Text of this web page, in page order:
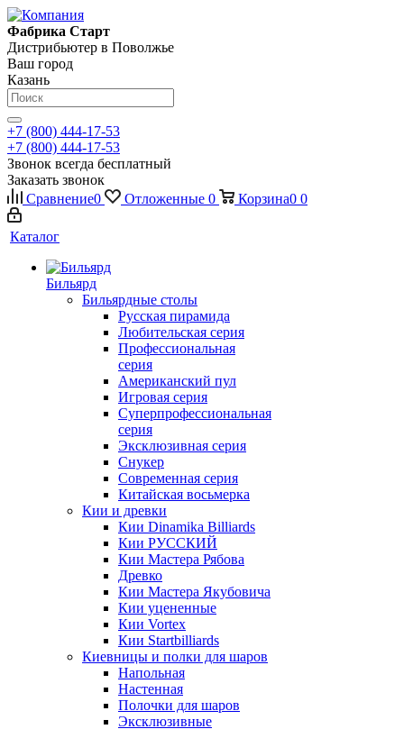
Фабрика Старт
Дистрибьютер в Поволжье
Ваш город
Казань
+7 (800) 444-17-53
+7 (800) 444-17-53
Звонок всегда бесплатный
Заказать звонок
Сравнение0 Отложенные 0 Корзина0 0
Каталог
Бильярд
Бильярдные столы
Русская пирамида
Любительская серия
Профессиональная
серия
Американский пул
Игровая серия
Суперпрофессиональная
серия
Эксклюзивная серия
Снукер
Современная серия
Китайская восьмерка
Кии и древки
Кии Dinamika Billiards
Кии РУССКИЙ
Кии Мастера Рябова
Древко
Кии Мастера Якубовича
Кии уцененные
Кии Vortex
Кии Startbilliards
Киевницы и полки для шаров
Напольная
Настенная
Полочки для шаров
Эксклюзивные